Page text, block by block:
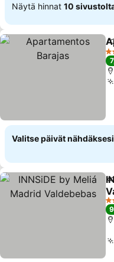
Näytä hinnat 10
3
Valitse päivät
4